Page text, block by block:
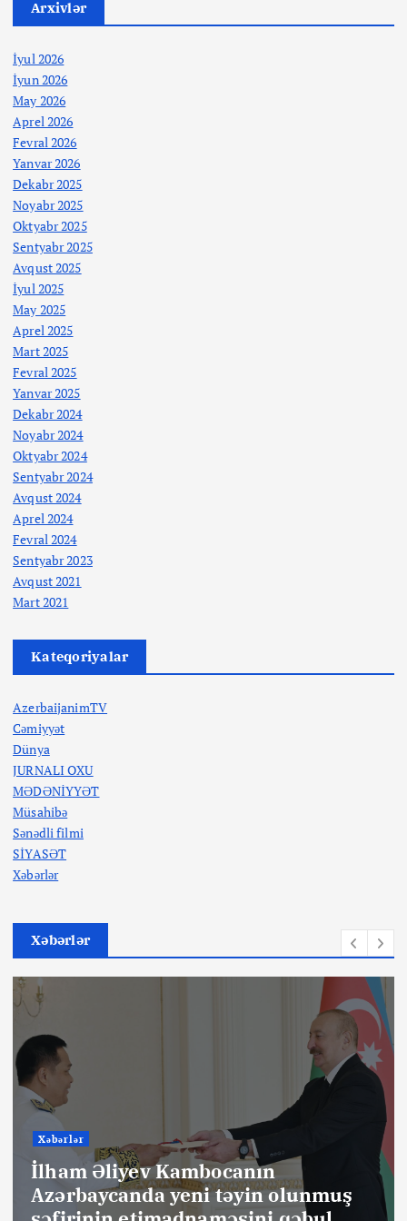
Arxivlər
İyul 2026
İyun 2026
May 2026
Aprel 2026
Fevral 2026
Yanvar 2026
Dekabr 2025
Noyabr 2025
Oktyabr 2025
Sentyabr 2025
Avqust 2025
İyul 2025
May 2025
Aprel 2025
Mart 2025
Fevral 2025
Yanvar 2025
Dekabr 2024
Noyabr 2024
Oktyabr 2024
Sentyabr 2024
Avqust 2024
Aprel 2024
Fevral 2024
Sentyabr 2023
Avqust 2021
Mart 2021
Kateqoriyalar
AzerbaijanimTV
Cəmiyyət
Dünya
JURNALI OXU
MƏDƏNİYYƏT
Müsahibə
Sənədli filmi
SİYASƏT
Xəbərlər
Xəbərlər
Xəbərlər
İlham Əliyev Braziliyanın
Azərbaycanda yeni təyin olunmuş